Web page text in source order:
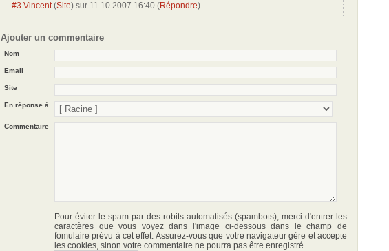
#3 Vincent (Site) sur 11.10.2007 16:40 (Répondre)
Ajouter un commentaire
Nom
Email
Site
En réponse à
Commentaire
Pour éviter le spam par des robits automatisés (spambots), merci d'entrer les
caractères que vous voyez dans l'image ci-dessous dans le champ de
fomulaire prévu à cet effet. Assurez-vous que votre navigateur gère et accepte
les cookies, sinon votre commentaire ne pourra pas être enregistré.